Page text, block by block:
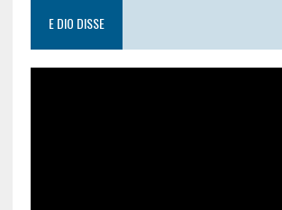
E DIO DISSE